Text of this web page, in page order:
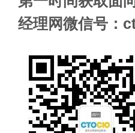
经理网微信号：